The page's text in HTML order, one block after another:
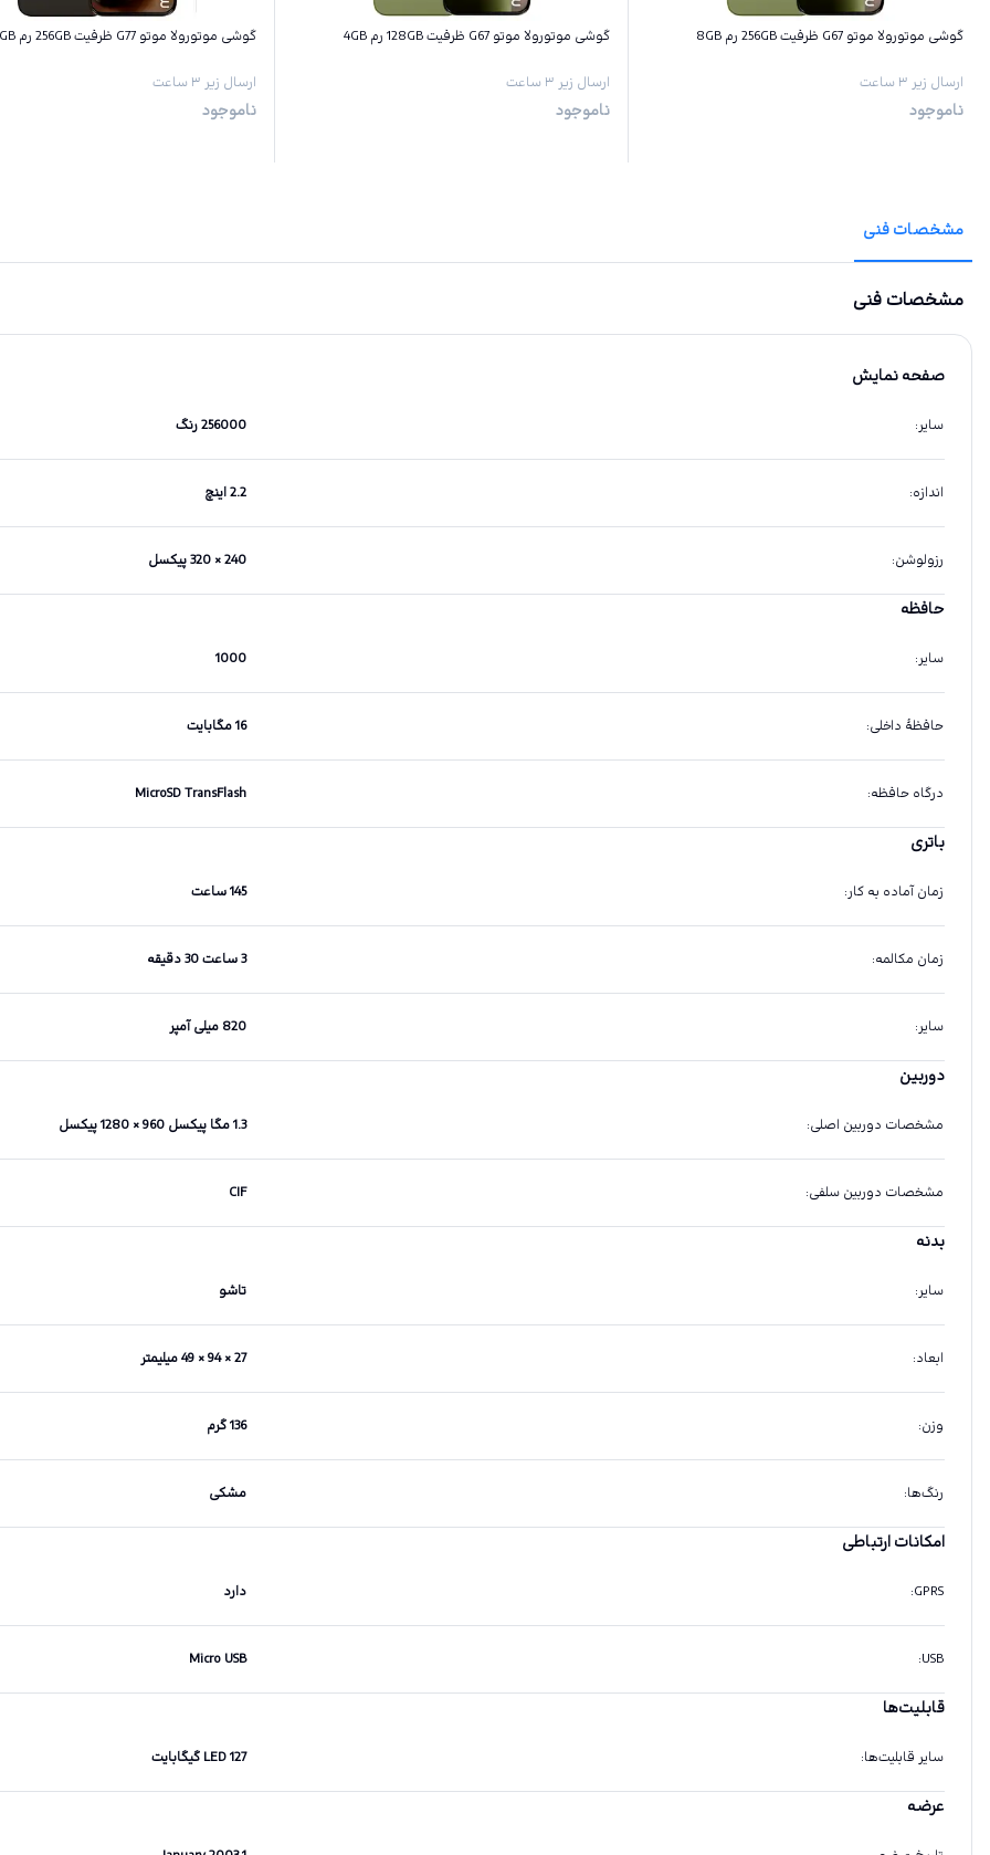
گوشی موتورولا موتو G67 ظرفیت 256GB رم 8GB
ارسال زیر ۳ ساعت
ناموجود
گوشی موتورولا موتو G67 ظرفیت 128GB رم 4GB
ارسال زیر ۳ ساعت
ناموجود
گوشی موتورولا موتو G77 ظرفیت 256GB رم 8GB
ارسال زیر ۳ ساعت
ناموجود
مشخصات فنی
مشخصات فنی
صفحه نمایش
سایر: 256000 رنگ
اندازه: 2.2 اینچ
رزولوشن: 240 × 320 پیکسل
حافظه
سایر:
1000
حافظهٔ داخلی: 16 مگابایت
درگاه حافظه:
MicroSD TransFlash
باتری
زمان آماده به کار: 145 ساعت
زمان مکالمه: 3 ساعت 30 دقیقه
سایر: 820 میلی آمپر
دوربین
مشخصات دوربین اصلی: 1.3 مگا پیکسل 960 × 1280 پیکسل
مشخصات دوربین سلفی:
CIF
بدنه
سایر: تاشو
ابعاد: 27 × 94 × 49 میلیمتر
وزن: 136 گرم
رنگ‌ها: مشکی
امکانات ارتباطی
GPRS
: دارد
USB
:
Micro USB
قابلیت‌ها
سایر قابلیت‌ها: LED 127 گیگابایت
عرضه